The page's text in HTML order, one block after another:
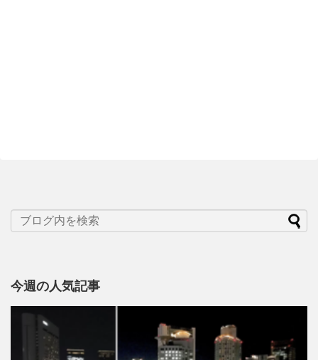
今週の人気記事